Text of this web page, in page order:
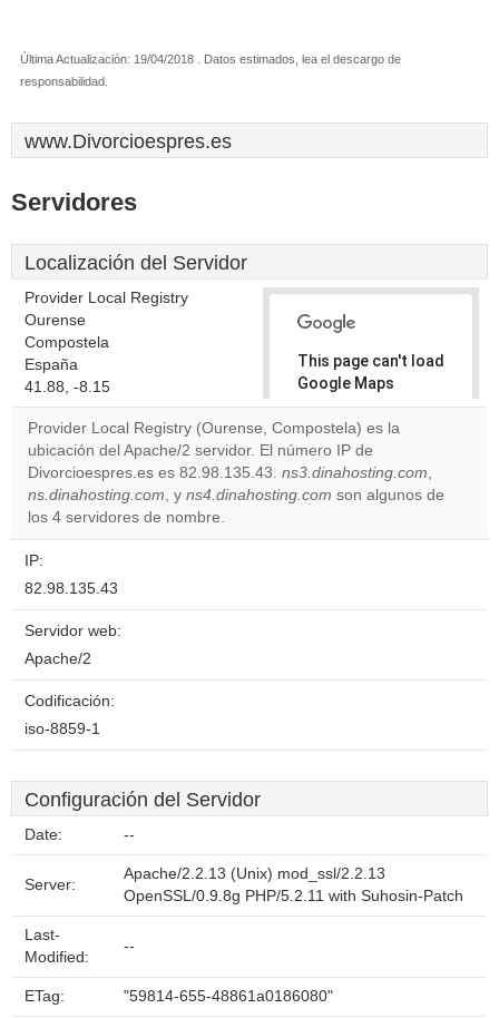
Última Actualización: 19/04/2018 . Datos estimados, lea el descargo de
responsabilidad.
www.Divorcioespres.es
Servidores
Localización del Servidor
Provider Local Registry
Ourense
Compostela
España
41.88, -8.15
This page can't load
Google Maps
correctly.
Do you
own this
website?
OK
Provider Local Registry (Ourense, Compostela) es la
ubicación del Apache/2 servidor. El número IP de
Divorcioespres.es es 82.98.135.43. ns3.dinahosting.com,
ns.dinahosting.com, y ns4.dinahosting.com son algunos de
los 4 servidores de nombre.
IP:
82.98.135.43
Servidor web:
Apache/2
Codificación:
iso-8859-1
Configuración del Servidor
Date: --
Server:
Apache/2.2.13 (Unix) mod_ssl/2.2.13
OpenSSL/0.9.8g PHP/5.2.11 with Suhosin-Patch
Last-
Modified:
--
ETag: "59814-655-48861a0186080"